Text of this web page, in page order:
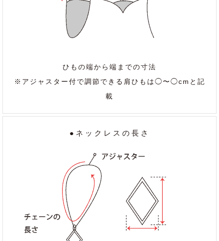
ひもの端から端までの寸法
※アジャスター付で調節できる肩ひもは◯〜◯cmと記
載
●ネックレスの長さ